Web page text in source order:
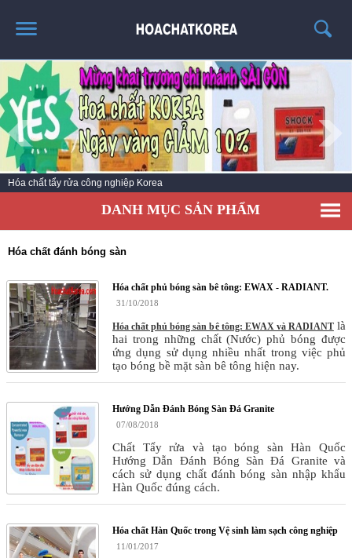
TRANG CHỦ
GIỚI THIỆU
THÔNG TIN SẢN PHẨM
TIN TỨC
LIÊN HỆ
Hóa chất tẩy rửa công nghiệp Korea
DANH MỤC SẢN PHẨM
Hóa chất đánh bóng sàn
Hóa chất phủ bóng sàn bê tông: EWAX - RADIANT.
31/10/2018
Hóa chất phủ bóng sàn bê tông: EWAX và RADIANTlà
hai trong những chất (Nước) phủ bóng được
ứng dụng sử dụng nhiều nhất trong việc phủ
tạo bóng bề mặt sàn bê tông hiện nay.
Hướng Dẫn Đánh Bóng Sàn Đá Granite
07/08/2018
Chất Tẩy rửa và tạo bóng sàn Hàn Quốc
Hướng Dẫn Đánh Bóng Sàn Đá Granite và
cách sử dụng chất đánh bóng sàn nhập khẩu
Hàn Quốc đúng cách.
Hóa chất Hàn Quốc trong Vệ sinh làm sạch công nghiệp
11/01/2017